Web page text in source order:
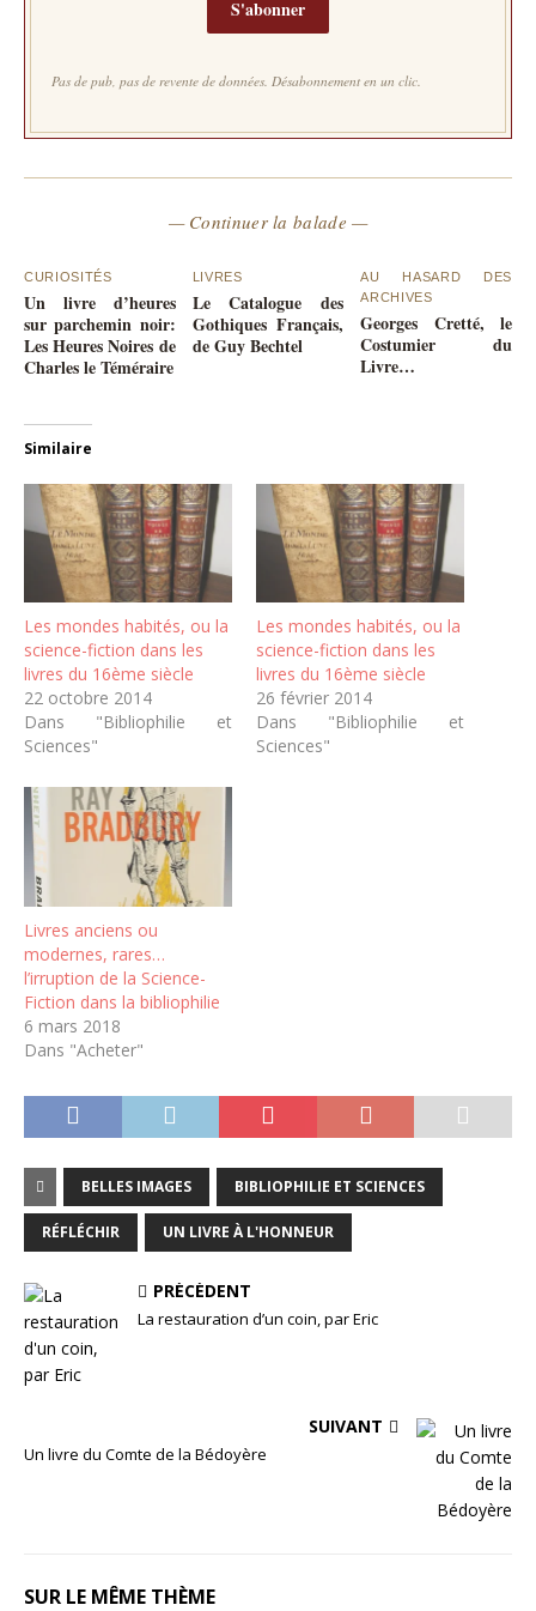
S'abonner
Pas de pub, pas de revente de données. Désabonnement en un clic.
— Continuer la balade —
CURIOSITÉS
Un livre d’heures
sur parchemin noir:
Les Heures Noires de
Charles le Téméraire
LIVRES
Le Catalogue des
Gothiques Français,
de Guy Bechtel
AU HASARD DES
ARCHIVES
Georges Cretté, le
Costumier du
Livre…
Similaire
Les mondes habités, ou la
science-fiction dans les
livres du 16ème siècle
22 octobre 2014
Dans "Bibliophilie et
Sciences"
Les mondes habités, ou la
science-fiction dans les
livres du 16ème siècle
26 février 2014
Dans "Bibliophilie et
Sciences"
Livres anciens ou
modernes, rares…
l’irruption de la Science-
Fiction dans la bibliophilie
6 mars 2018
Dans "Acheter"
BELLES IMAGES BIBLIOPHILIE ET SCIENCES
RÉFLÉCHIR UN LIVRE À L'HONNEUR
PRÉCÉDENT
La restauration d’un coin, par Eric
SUIVANT
Un livre du Comte de la Bédoyère
SUR LE MÊME THÈME